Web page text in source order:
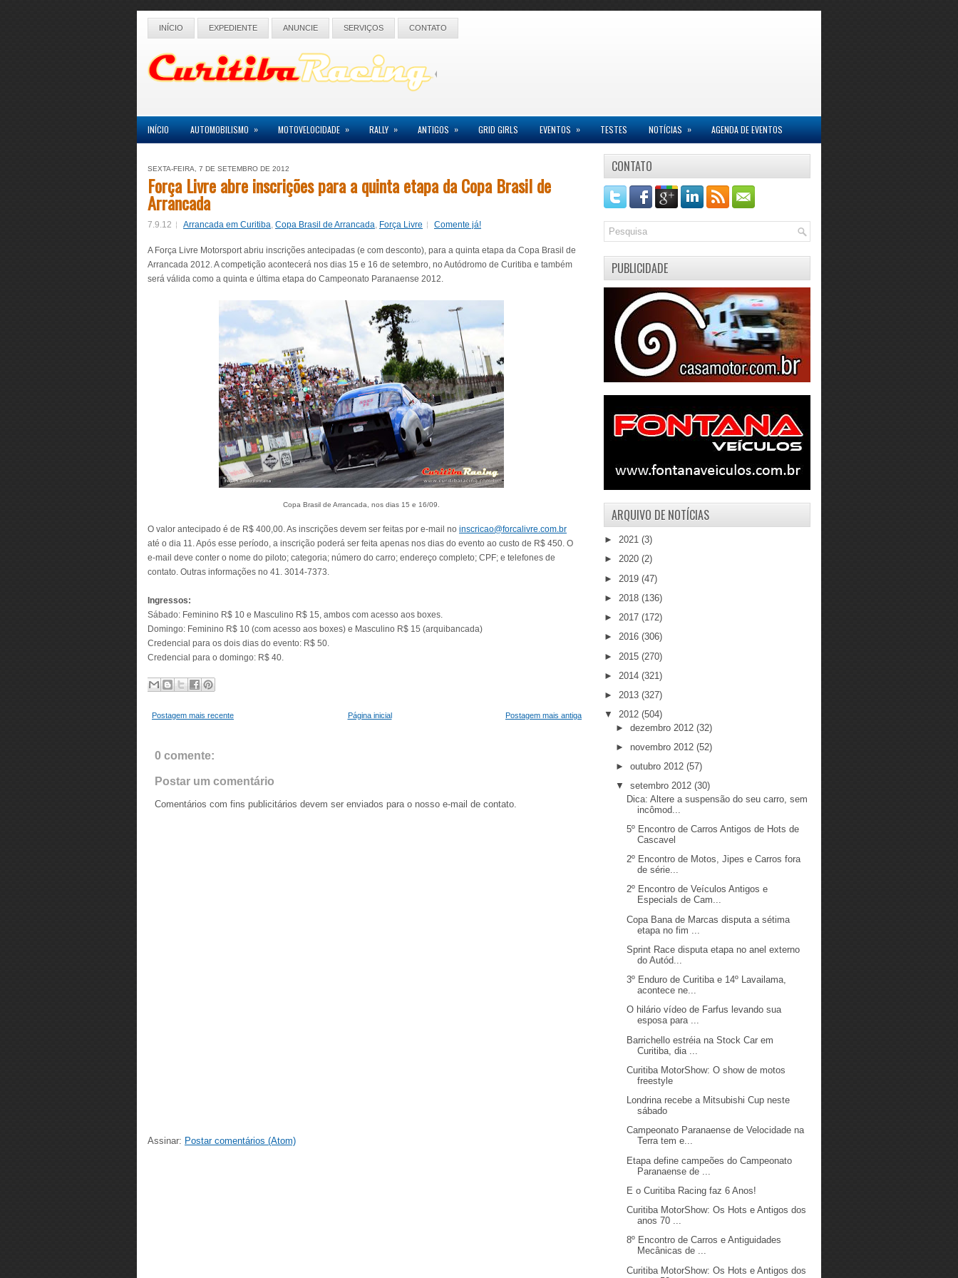
INÍCIO EXPEDIENTE ANUNCIE SERVIÇOS CONTATO
INÍCIO AUTOMOBILISMO » MOTOVELOCIDADE » RALLY » ANTIGOS » GRID GIRLS EVENTOS » TESTES NOTÍCIAS » AGENDA DE EVENTOS
SEXTA-FEIRA, 7 DE SETEMBRO DE 2012
Força Livre abre inscrições para a quinta etapa da Copa Brasil de
Arrancada
7.9.12 Arrancada em Curitiba, Copa Brasil de Arrancada, Força Livre Comente já!
A Força Livre Motorsport abriu inscrições antecipadas (e com desconto), para a quinta etapa da Copa Brasil de
Arrancada 2012. A competição acontecerá nos dias 15 e 16 de setembro, no Autódromo de Curitiba e também
será válida como a quinta e última etapa do Campeonato Paranaense 2012.
Copa Brasil de Arrancada, nos dias 15 e 16/09.
O valor antecipado é de R$ 400,00. As inscrições devem ser feitas por e-mail no inscricao@forcalivre.com.br
até o dia 11. Após esse período, a inscrição poderá ser feita apenas nos dias do evento ao custo de R$ 450. O
e-mail deve conter o nome do piloto; categoria; número do carro; endereço completo; CPF; e telefones de
contato. Outras informações no 41. 3014-7373.
Ingressos:
Sábado: Feminino R$ 10 e Masculino R$ 15, ambos com acesso aos boxes.
Domingo: Feminino R$ 10 (com acesso aos boxes) e Masculino R$ 15 (arquibancada)
Credencial para os dois dias do evento: R$ 50.
Credencial para o domingo: R$ 40.
Postagem mais recente Postagem mais antiga
Página inicial
0 comente:
Postar um comentário
Comentários com fins publicitários devem ser enviados para o nosso e-mail de contato.
Assinar: Postar comentários (Atom)
CONTATO
PUBLICIDADE
ARQUIVO DE NOTÍCIAS
► 2021 (3)
► 2020 (2)
► 2019 (47)
► 2018 (136)
► 2017 (172)
► 2016 (306)
► 2015 (270)
► 2014 (321)
► 2013 (327)
▼ 2012 (504)
► dezembro 2012 (32)
► novembro 2012 (52)
► outubro 2012 (57)
▼ setembro 2012 (30)
Dica: Altere a suspensão do seu carro, sem
incômod...
5º Encontro de Carros Antigos de Hots de
Cascavel
2º Encontro de Motos, Jipes e Carros fora
de série...
2º Encontro de Veículos Antigos e
Especials de Cam...
Copa Bana de Marcas disputa a sétima
etapa no fim ...
Sprint Race disputa etapa no anel externo
do Autód...
3º Enduro de Curitiba e 14º Lavailama,
acontece ne...
O hilário vídeo de Farfus levando sua
esposa para ...
Barrichello estréia na Stock Car em
Curitiba, dia ...
Curitiba MotorShow: O show de motos
freestyle
Londrina recebe a Mitsubishi Cup neste
sábado
Campeonato Paranaense de Velocidade na
Terra tem e...
Etapa define campeões do Campeonato
Paranaense de ...
E o Curitiba Racing faz 6 Anos!
Curitiba MotorShow: Os Hots e Antigos dos
anos 70 ...
8º Encontro de Carros e Antiguidades
Mecânicas de ...
Curitiba MotorShow: Os Hots e Antigos dos